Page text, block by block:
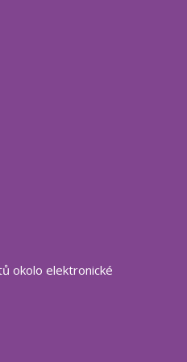
okolo elektronické